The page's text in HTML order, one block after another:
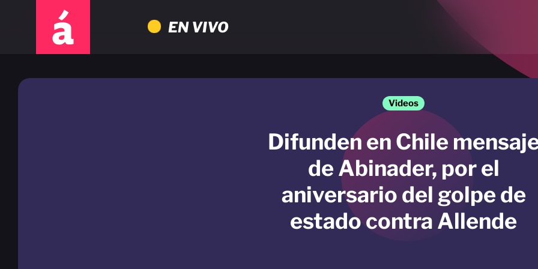
EN VIVO
Videos
Difunden en Chile
de Abinader, por el
aniversario del golpe de
estado contra Allende